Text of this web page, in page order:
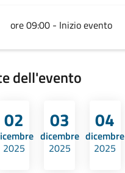
ore 09:00 - Inizio evento
dell'evento
02
2025
03
dicembre
2025
04
dicembre
2025